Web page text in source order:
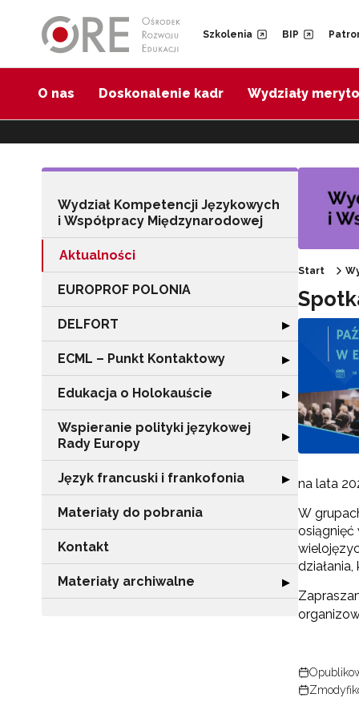
Szkolenia BIP
O nas Doskonalenie kadr Wydziały
Wydział Kompetencji Językowych
i Współpracy Międzynarodowej
Aktualności
EUROPROF POLONIA
DELFORT Rozwiń sekcję
▶
ECML – Punkt Kontaktowy Rozwiń sekcję
▶
Edukacja o Holokauście Rozwiń sekcję
▶
Wspieranie polityki językowej
Rady Europy
Rozwiń sekcję
▶
Język francuski i frankofonia Rozwiń sekcję
▶
Materiały do pobrania
Kontakt
Materiały archiwalne Rozwiń sekcję
▶
Start
na lata
W
osiągnięć